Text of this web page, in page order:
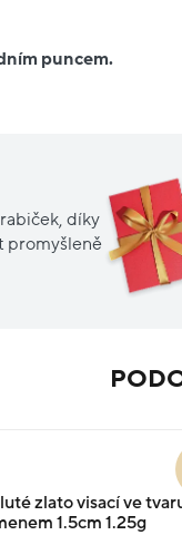
puncem.
díky
promyšleně
zlato visací ve
1.5cm 1.25g